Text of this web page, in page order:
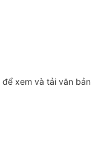
để xem và tải văn bản